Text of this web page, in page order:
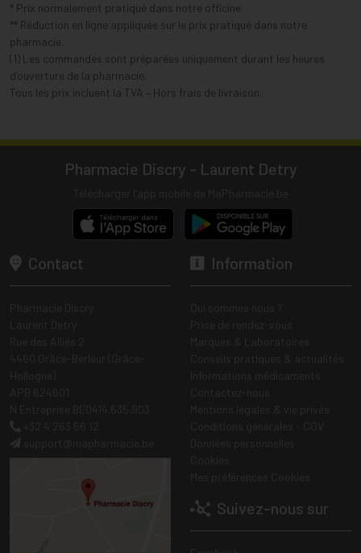
* Prix normalement pratiqué dans notre officine.
** Réduction en ligne appliquée sur le prix pratiqué dans notre
pharmacie.
(1) Les commandes sont préparées uniquement durant les heures
d’ouverture de la pharmacie.
Tous les prix incluent la TVA – Hors frais de livraison.
Pharmacie Discry - Laurent Detry
Contact Information
Suivez-nous sur